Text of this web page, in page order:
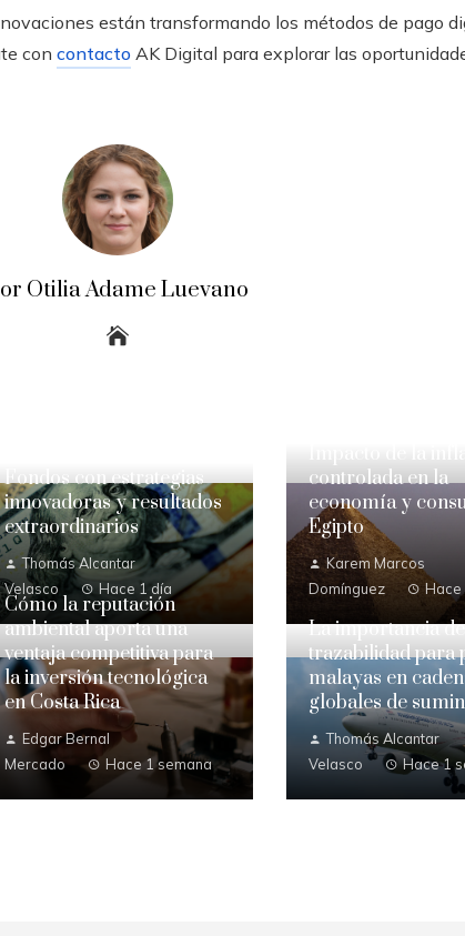
están transformando los métodos de pago
con contacto AK Digital para explorar las
Otilia Adame Luevano
Fondos con estrategias
innovadoras y resultados
extraordinarios
Thomás Alcantar
Velasco
Hace 1 día
controlada en la
economía y
Egipto
Karem Marcos
Domínguez
Hace
Cómo la reputación
ambiental aporta una
ventaja competitiva para
la inversión tecnológica
en Costa Rica
Edgar Bernal
Mercado
Hace 1 semana
La importancia
trazabilidad para
malayas en
globales de
Thomás Alcantar
Velasco
Hace 1